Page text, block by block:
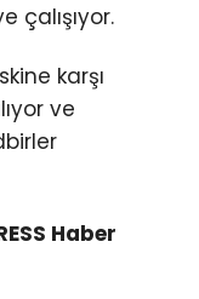
çalışıyor.
karşı
ve
Haber